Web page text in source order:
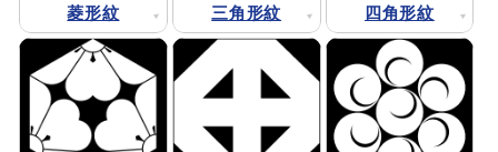
菱形紋 三角形紋 四角形紋